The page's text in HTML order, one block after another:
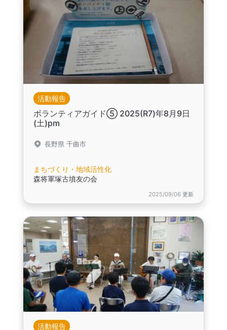
活動報告
ボランティアガイド⑤ 2025(R7)年8月9日
(土)pm
長野県 千曲市
まちづくり・地域活性化
森将軍塚古墳友の会
2025/09/06 更新
活動報告